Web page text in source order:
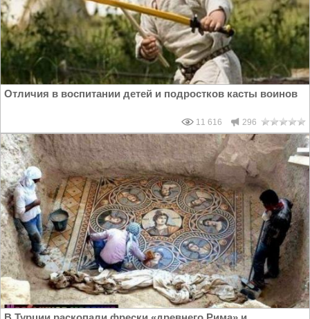
Отличия в воспитании детей и подростков касты воинов
11 616 296